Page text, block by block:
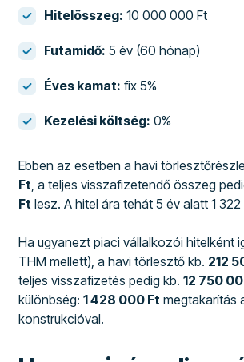
Hitelösszeg: 10 000 000 Ft
Futamidő: 5 év (60 hónap)
Éves kamat: fix 5%
Kezelési költség: 0%
Ebben az esetben a havi
Ft , a teljes visszafizetendő összeg
Ft lesz. A hitel ára tehát 5 év alatt 1
Ha ugyanezt piaci vállalkozói hitelként
THM mellett), a havi törlesztő kb. 212
teljes visszafizetés pedig kb.12 750
különbség:1 428 000 Ft megtakarítás
konstrukcióval.